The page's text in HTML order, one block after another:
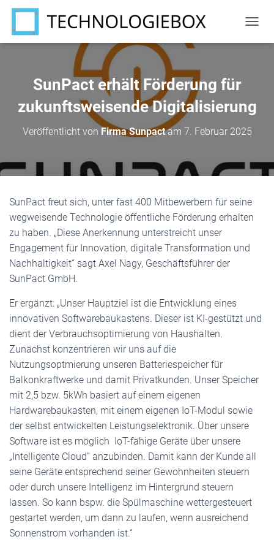
A
I
S
A
L
SunPact erhält Förderung für
zukunftsweisende Digitalisierung
Veröffentlicht von Firma Sunpactam 7. Februar 2025
SunPact freut sich, unter fast 400 Mitbewerbern für seine
wegweisende Technologie öffentliche Förderung erhalten
zu haben. „Diese Anerkennung unterstreicht unser
Engagement für Innovation, digitale Transformation und
Nachhaltigkeit“ sagt Axel Nagy, Geschäftsführer der
SunPact GmbH.
Er ergänzt: „Unser Hauptziel ist die Entwicklung eines
innovativen Softwarebaukastens. Dieser ist KI-gestützt und
dient der Verbrauchsoptimierung von Haushalten.
Zunächst konzentrieren wir uns auf die
Nutzungsoptmierung unseren Batteriespeicher für
Balkonkraftwerke und damit Privatkunden. Unser Speicher
mit 2,5 bzw. 5kWh basiert auf einem eigenen
Hardwarebaukasten, mit einem eigenen IoT-Modul sowie
der selbst entwickelten Leistungselektronik. Über unsere
Software ist es möglich IoT-fähige Geräte über unsere
„Intelligente Cloud“ anzubinden. Damit kann der Kunde all
seine Geräte entsprechend seiner Gewohnheiten steuern
oder durch unsere Intelligenz im Hintergrund steuern
lassen. So kann bspw. die Spülmaschine wettergesteuert
gestartet werden, um dann zu laufen, wenn ausreichend
Sonnenstrom vorhanden ist.“